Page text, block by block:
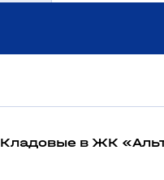
Кладовые в ЖК